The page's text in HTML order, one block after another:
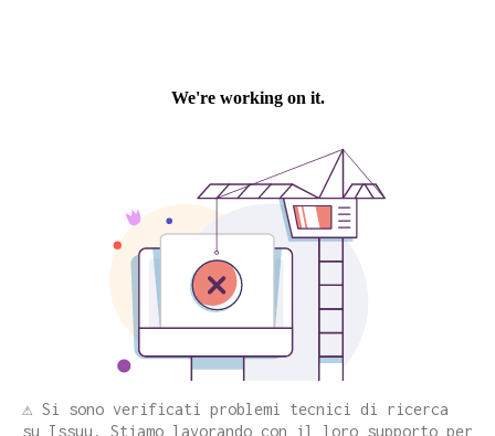
⚠️ Si sono verificati problemi tecnici di ricerca
su Issuu. Stiamo lavorando con il loro supporto per